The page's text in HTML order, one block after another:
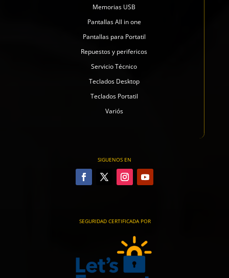
Memorias USB
Pantallas All in one
Pantallas para Portatil
Repuestos y perifericos
Servicio Técnico
Teclados Desktop
Teclados Portatil
Variós
SIGUENOS EN
SEGURIDAD CERTIFICADA POR